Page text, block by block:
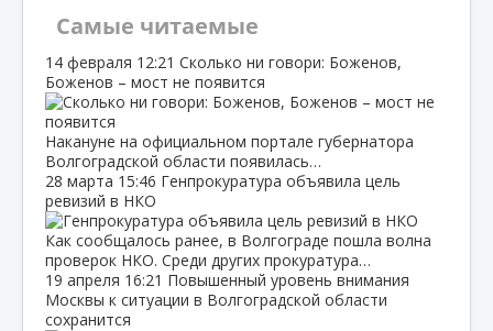
Самые читаемые
14 февраля 12:21 Сколько ни говори: Боженов,
Боженов – мост не появится
Накануне на официальном портале губернатора
Волгоградской области появилась…
28 марта 15:46 Генпрокуратура объявила цель
ревизий в НКО
Как сообщалось ранее, в Волгограде пошла волна
проверок НКО. Среди других прокуратура…
19 апреля 16:21 Повышенный уровень внимания
Москвы к ситуации в Волгоградской области
сохранится